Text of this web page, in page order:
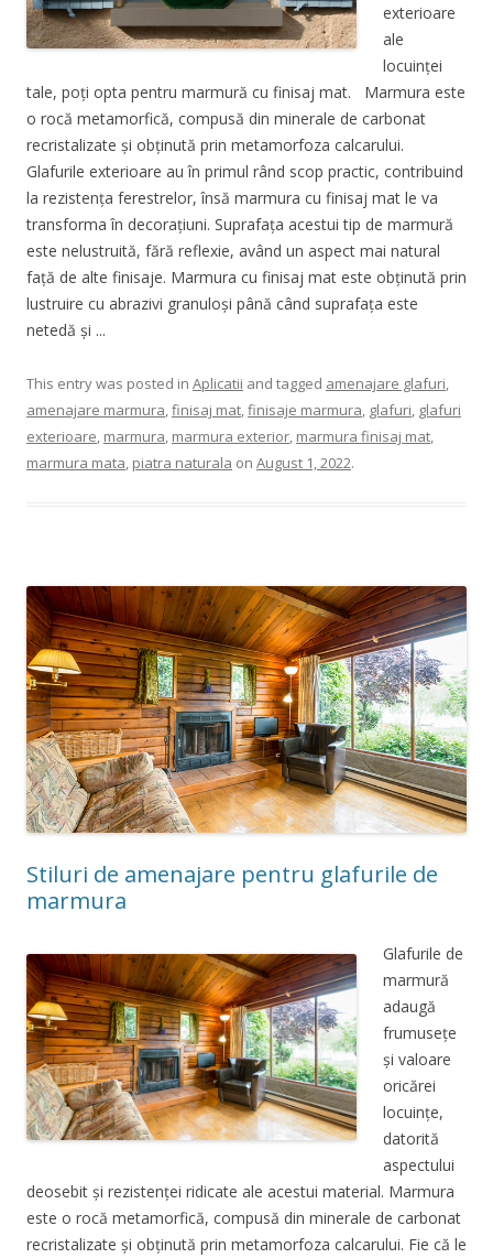
exterioare
ale
locuinței
tale, poți opta pentru marmură cu finisaj mat. Marmura este
o rocă metamorfică, compusă din minerale de carbonat
recristalizate și obținută prin metamorfoza calcarului.
Glafurile exterioare au în primul rând scop practic, contribuind
la rezistența ferestrelor, însă marmura cu finisaj mat le va
transforma în decorațiuni. Suprafața acestui tip de marmură
este nelustruită, fără reflexie, având un aspect mai natural
față de alte finisaje. Marmura cu finisaj mat este obținută prin
lustruire cu abrazivi granuloși până când suprafața este
netedă și ...
This entry was posted in Aplicatii and tagged amenajare glafuri,
amenajare marmura,finisaj mat,finisaje marmura, glafuri, glafuri
exterioare, marmura, marmura exterior, marmura finisaj mat,
marmura mata, piatra naturala on August 1, 2022.
Stiluri de amenajare pentru glafurile de
marmura
Glafurile de
marmură
adaugă
frumusețe
și valoare
oricărei
locuințe,
datorită
aspectului
deosebit și rezistenței ridicate ale acestui material. Marmura
este o rocă metamorfică, compusă din minerale de carbonat
recristalizate și obținută prin metamorfoza calcarului. Fie că le